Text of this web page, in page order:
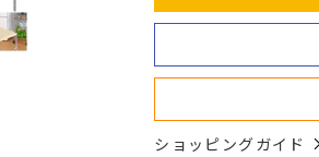
ショッピングガイド